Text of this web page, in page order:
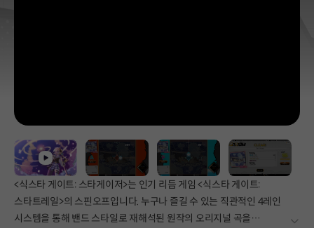
<식스타 게이트: 스타게이저>는 인기 리듬 게임 <식스타 게이트:
스타트레일>의 스핀오프입니다. 누구나 즐길 수 있는 직관적인 4레인
시스템을 통해 밴드 스타일로 재해석된 원작의 오리지널 곡을
더보